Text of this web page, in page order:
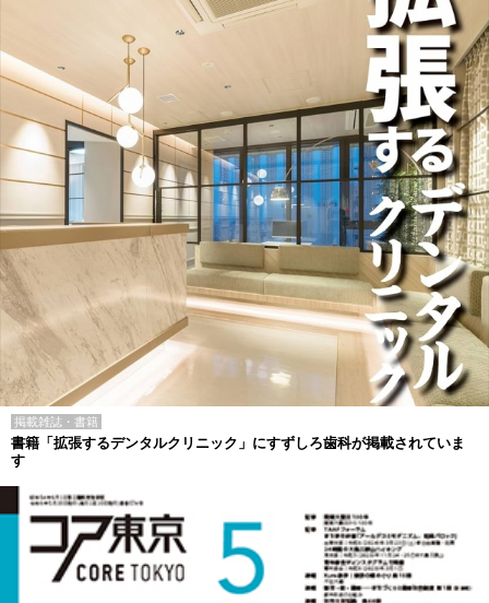
掲載雑誌・書籍
書籍「拡張するデンタルクリニック」にすずしろ歯科が掲載されていま
す